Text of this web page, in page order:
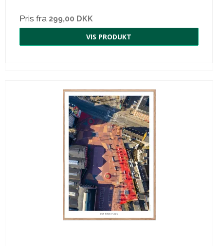
Pris fra 299,00 DKK
VIS PRODUKT